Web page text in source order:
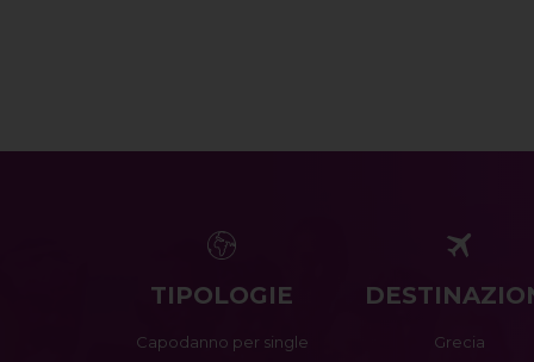
TIPOLOGIE
Capodanno per single
Grecia